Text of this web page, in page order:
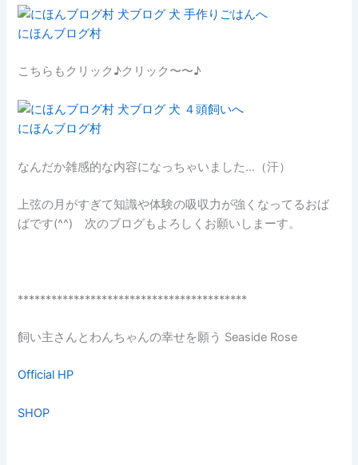
にほんブログ村
こちらもクリック♪クリック〜〜♪
にほんブログ村
なんだか雑感的な内容になっちゃいました…（汗）
上弦の月がすぎて知識や体験の吸収力が強くなってるおば
ばです(^^) 次のブログもよろしくお願いしまーす。
*****************************************
飼い主さんとわんちゃんの幸せを願う Seaside Rose
Official HP
SHOP